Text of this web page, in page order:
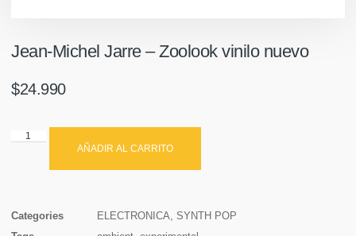
Jean-Michel Jarre – Zoolook vinilo nuevo
$24.990
AÑADIR AL CARRITO
Categories ELECTRONICA SYNTH POP